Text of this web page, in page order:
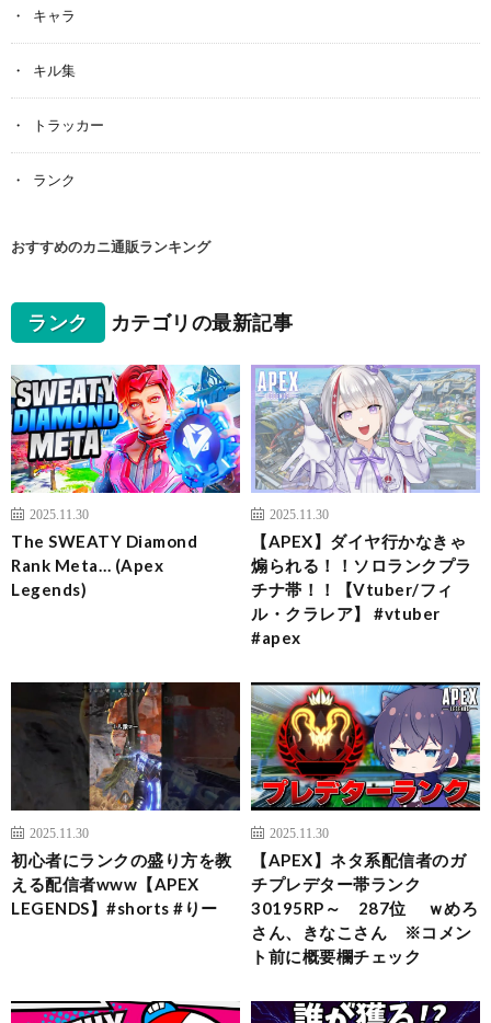
キャラ
キル集
トラッカー
ランク
おすすめのカニ通販ランキング
ランク カテゴリの最新記事
2025.11.30
The SWEATY Diamond
Rank Meta… (Apex
Legends)
2025.11.30
【APEX】ダイヤ行かなきゃ
煽られる！！ソロランクプラ
チナ帯！！【Vtuber/フィ
ル・クラレア】 #vtuber
#apex
2025.11.30
初心者にランクの盛り方を教
える配信者www【APEX
LEGENDS】#shorts #りー
2025.11.30
【APEX】ネタ系配信者のガ
チプレデター帯ランク
30195RP～ 287位 ｗめろ
さん、きなこさん ※コメン
ト前に概要欄チェック